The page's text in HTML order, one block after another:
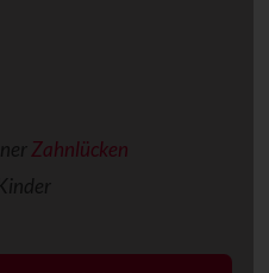
Zahnlücken